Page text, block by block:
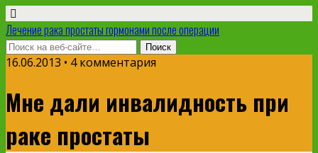
Лечение рака простаты гормонами после операции
16.06.2013 • 4 комментария
Мне дали инвалидность при
раке простаты